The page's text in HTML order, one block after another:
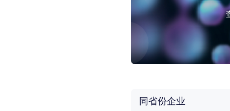
同省份企业